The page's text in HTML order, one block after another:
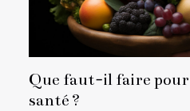
Que faut-il faire
santé ?